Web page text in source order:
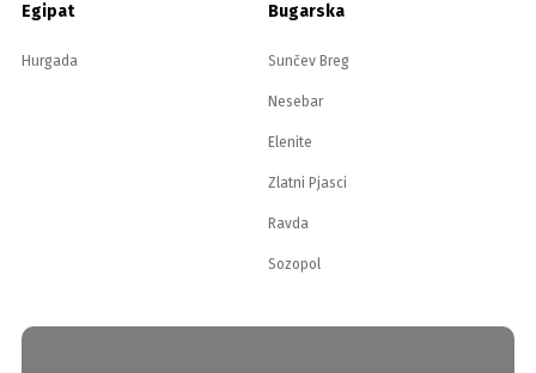
Egipat
Hurgada
Bugarska
Sunčev Breg
Nesebar
Elenite
Zlatni Pjasci
Ravda
Sozopol